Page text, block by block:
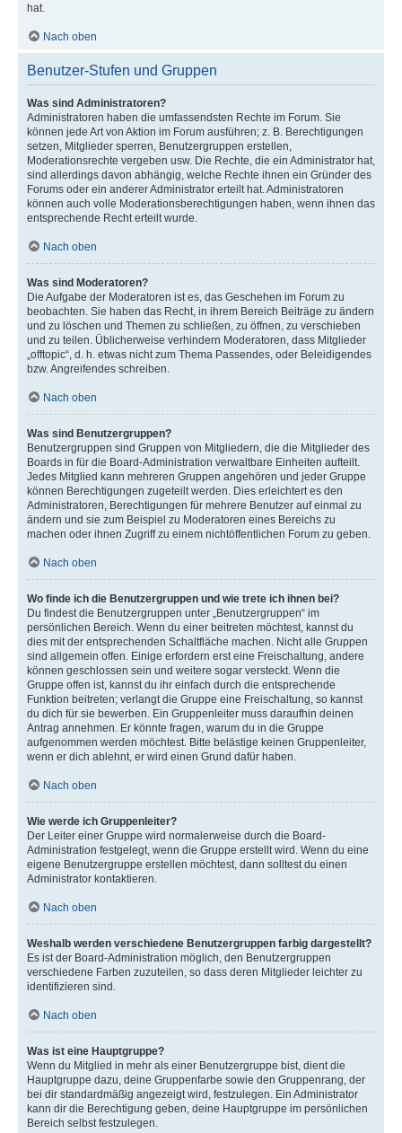
hat.
Nach oben
Benutzer-Stufen und Gruppen
Was sind Administratoren?
Administratoren haben die umfassendsten Rechte im Forum. Sie
können jede Art von Aktion im Forum ausführen; z. B. Berechtigungen
setzen, Mitglieder sperren, Benutzergruppen erstellen,
Moderationsrechte vergeben usw. Die Rechte, die ein Administrator hat,
sind allerdings davon abhängig, welche Rechte ihnen ein Gründer des
Forums oder ein anderer Administrator erteilt hat. Administratoren
können auch volle Moderationsberechtigungen haben, wenn ihnen das
entsprechende Recht erteilt wurde.
Nach oben
Was sind Moderatoren?
Die Aufgabe der Moderatoren ist es, das Geschehen im Forum zu
beobachten. Sie haben das Recht, in ihrem Bereich Beiträge zu ändern
und zu löschen und Themen zu schließen, zu öffnen, zu verschieben
und zu teilen. Üblicherweise verhindern Moderatoren, dass Mitglieder
„offtopic“, d. h. etwas nicht zum Thema Passendes, oder Beleidigendes
bzw. Angreifendes schreiben.
Nach oben
Was sind Benutzergruppen?
Benutzergruppen sind Gruppen von Mitgliedern, die die Mitglieder des
Boards in für die Board-Administration verwaltbare Einheiten aufteilt.
Jedes Mitglied kann mehreren Gruppen angehören und jeder Gruppe
können Berechtigungen zugeteilt werden. Dies erleichtert es den
Administratoren, Berechtigungen für mehrere Benutzer auf einmal zu
ändern und sie zum Beispiel zu Moderatoren eines Bereichs zu
machen oder ihnen Zugriff zu einem nichtöffentlichen Forum zu geben.
Nach oben
Wo finde ich die Benutzergruppen und wie trete ich ihnen bei?
Du findest die Benutzergruppen unter „Benutzergruppen“ im
persönlichen Bereich. Wenn du einer beitreten möchtest, kannst du
dies mit der entsprechenden Schaltfläche machen. Nicht alle Gruppen
sind allgemein offen. Einige erfordern erst eine Freischaltung, andere
können geschlossen sein und weitere sogar versteckt. Wenn die
Gruppe offen ist, kannst du ihr einfach durch die entsprechende
Funktion beitreten; verlangt die Gruppe eine Freischaltung, so kannst
du dich für sie bewerben. Ein Gruppenleiter muss daraufhin deinen
Antrag annehmen. Er könnte fragen, warum du in die Gruppe
aufgenommen werden möchtest. Bitte belästige keinen Gruppenleiter,
wenn er dich ablehnt, er wird einen Grund dafür haben.
Nach oben
Wie werde ich Gruppenleiter?
Der Leiter einer Gruppe wird normalerweise durch die Board-
Administration festgelegt, wenn die Gruppe erstellt wird. Wenn du eine
eigene Benutzergruppe erstellen möchtest, dann solltest du einen
Administrator kontaktieren.
Nach oben
Weshalb werden verschiedene Benutzergruppen farbig dargestellt?
Es ist der Board-Administration möglich, den Benutzergruppen
verschiedene Farben zuzuteilen, so dass deren Mitglieder leichter zu
identifizieren sind.
Nach oben
Was ist eine Hauptgruppe?
Wenn du Mitglied in mehr als einer Benutzergruppe bist, dient die
Hauptgruppe dazu, deine Gruppenfarbe sowie den Gruppenrang, der
bei dir standardmäßig angezeigt wird, festzulegen. Ein Administrator
kann dir die Berechtigung geben, deine Hauptgruppe im persönlichen
Bereich selbst festzulegen.